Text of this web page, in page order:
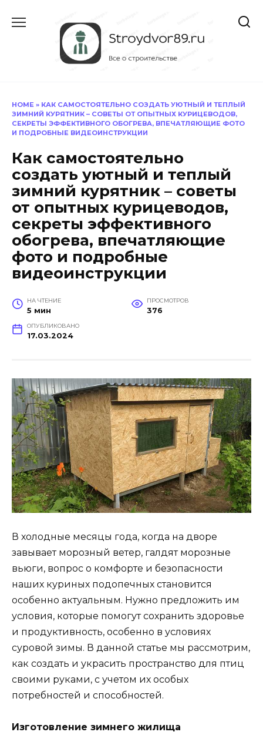
содержанию
HOME » КАК САМОСТОЯТЕЛЬНО СОЗДАТЬ УЮТНЫЙ И ТЕПЛЫЙ
ЗИМНИЙ КУРЯТНИК – СОВЕТЫ ОТ ОПЫТНЫХ КУРИЦЕВОДОВ,
СЕКРЕТЫ ЭФФЕКТИВНОГО ОБОГРЕВА, ВПЕЧАТЛЯЮЩИЕ ФОТО
И ПОДРОБНЫЕ ВИДЕОИНСТРУКЦИИ
Как самостоятельно
создать уютный и теплый
зимний курятник – советы
от опытных курицеводов,
секреты эффективного
обогрева, впечатляющие
фото и подробные
видеоинструкции
НА ЧТЕНИЕ
5 мин
ПРОСМОТРОВ
376
ОПУБЛИКОВАНО
17.03.2024
В холодные месяцы года, когда на дворе
завывает морозный ветер, галдят морозные
вьюги, вопрос о комфорте и безопасности
наших куриных подопечных становится
особенно актуальным. Нужно предложить им
условия, которые помогут сохранить здоровье
и продуктивность, особенно в условиях
суровой зимы. В данной статье мы рассмотрим,
как создать и украсить пространство для птиц
своими руками, с учетом их особых
потребностей и способностей.
Изготовление зимнего жилища